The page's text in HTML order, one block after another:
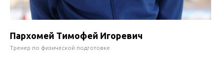
Пархомей Тимофей Игоревич
Тренер по физической подготовке